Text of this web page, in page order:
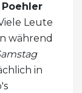
Poehler
Leute
während
in